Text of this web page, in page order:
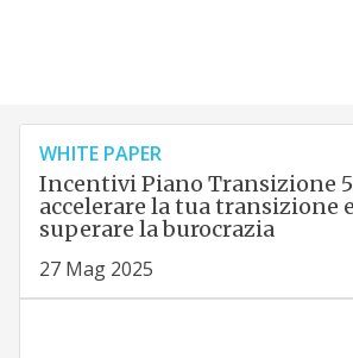
WHITE PAPER
Incentivi Piano Transizione
accelerare la tua transizione
superare la burocrazia
27 Mag 2025